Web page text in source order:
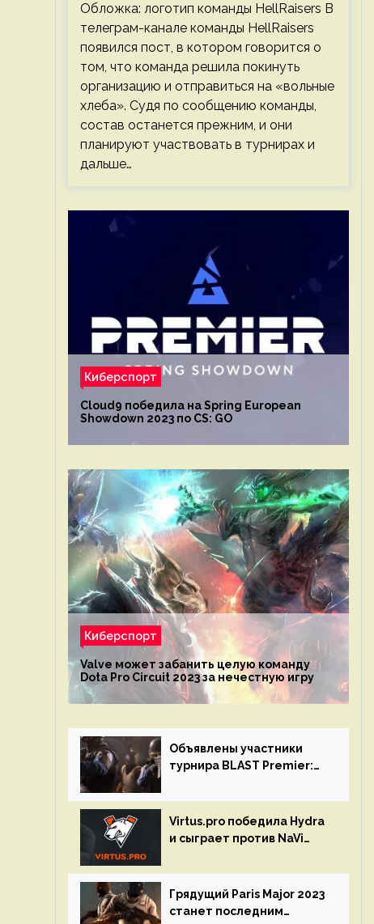
Обложка: логотип команды HellRaisers В
телеграм-канале команды HellRaisers
появился пост, в котором говорится о
том, что команда решила покинуть
организацию и отправиться на «вольные
хлеба». Судя по сообщению команды,
состав останется прежним, и они
планируют участвовать в турнирах и
дальше…
Киберспорт
Cloud9 победила на Spring European
Showdown 2023 по CS: GO
Киберспорт
Valve может забанить целую команду
Dota Pro Circuit 2023 за нечестную игру
Объявлены участники
турнира BLAST Premier:
Virtus.pro победила Hydra
и сыграет против NaVi
Circuit
Грядущий Paris Major 2023
станет последним